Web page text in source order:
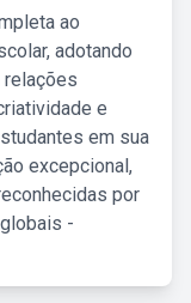
ao
adotando
e
em sua
excepcional,
por
-